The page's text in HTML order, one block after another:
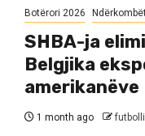
Botërori 2026
SHBA-ja
Belgjika
amerikanëve
1 month ago